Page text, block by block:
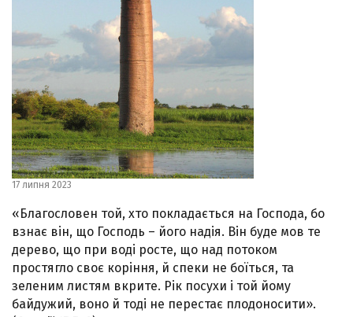
17 липня 2023
«Благословен той, хто покладається на Господа, бо
взнає він, що Господь – його надія. Він буде мов те
дерево, що при воді росте, що над потоком
простягло своє коріння, й спеки не боїться, та
зеленим листям вкрите. Рік посухи і той йому
байдужий, воно й тоді не перестає плодоносити».